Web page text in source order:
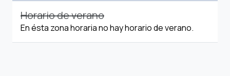
Horario de verano
En ésta zona horaria no hay horario de verano.